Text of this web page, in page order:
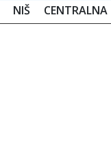
NIŠ CENTRALNA